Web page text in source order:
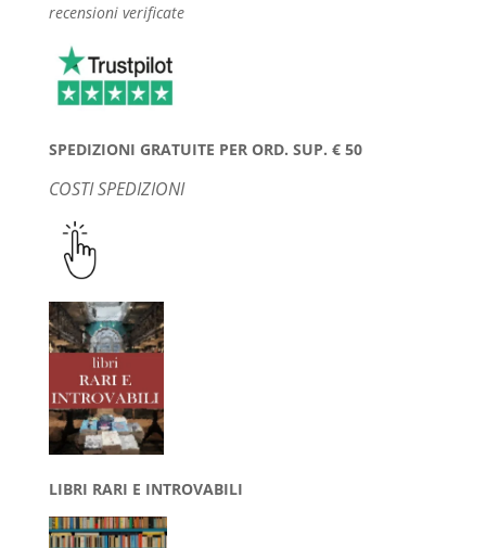
recensioni verificate
SPEDIZIONI GRATUITE PER ORD. SUP. € 50
COSTI SPEDIZIONI
LIBRI RARI E INTROVABILI